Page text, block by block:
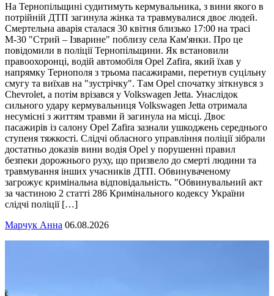
На Тернопільщині судитимуть кермувальника, з вини якого в
потрійній ДТП загинула жінка та травмувалися двоє людей.
Смертельна аварія сталася 30 квітня близько 17:00 на трасі
М-30 "Стрий – Ізварине" поблизу села Кам'янки. Про це
повідомили в поліції Тернопільщини. Як встановили
правоохоронці, водій автомобіля Opel Zafira, який їхав у
напрямку Тернополя з трьома пасажирами, перетнув суцільну
смугу та виїхав на "зустрічку". Там Opel спочатку зіткнувся з
Chevrolet, а потім врізався у Volkswagen Jetta. Унаслідок
сильного удару кермувальниця Volkswagen Jetta отримала
несумісні з життям травми й загинула на місці. Двоє
пасажирів із салону Opel Zafira зазнали ушкоджень середнього
ступеня тяжкості. Слідчі обласного управління поліції зібрали
достатньо доказів вини водія Opel у порушенні правил
безпеки дорожнього руху, що призвело до смерті людини та
травмування інших учасників ДТП. Обвинуваченому
загрожує кримінальна відповідальність. "Обвинувальний акт
за частиною 2 статті 286 Кримінального кодексу України
слідчі поліції […]
Марчук Анна 06.08.2026